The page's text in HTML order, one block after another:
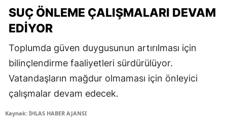
SUÇ ÖNLEME ÇALIŞMALARI DEVAM
EDIYOR
Toplumda güven duygusunun artırılması için
bilinçlendirme faaliyetleri sürdürülüyor.
Vatandaşların mağdur olmaması için önleyici
çalışmalar devam edecek.
Kaynak: İHLAS HABER AJANSI